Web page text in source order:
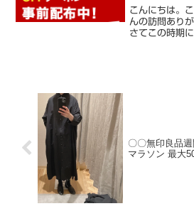
あり〇〇
こんにちは。
んの訪問あり
さてこの時期
〇〇無印良品
マラソン 最大